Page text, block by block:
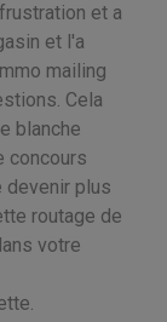
et a
et l'a
mailing
Cela
blanche
concours
devenir plus
routage de
votre